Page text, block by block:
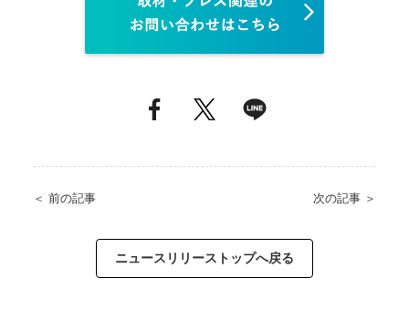
＜ 前の記事 次の記事 ＞
ニュースリリーストップへ戻る